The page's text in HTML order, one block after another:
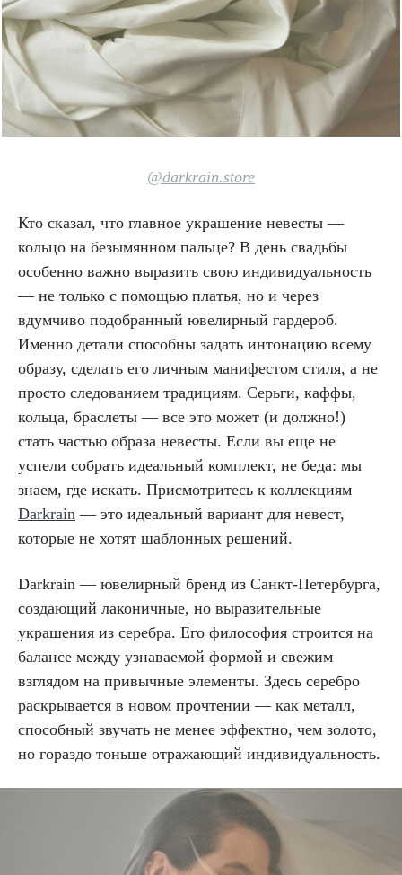
@darkrain.store
Кто сказал, что главное украшение невесты —
кольцо на безымянном пальце? В день свадьбы
особенно важно выразить свою индивидуальность
— не только с помощью платья, но и через
вдумчиво подобранный ювелирный гардероб.
Именно детали способны задать интонацию всему
образу, сделать его личным манифестом стиля, а не
просто следованием традициям. Серьги, каффы,
кольца, браслеты — все это может (и должно!)
стать частью образа невесты. Если вы еще не
успели собрать идеальный комплект, не беда: мы
знаем, где искать. Присмотритесь к коллекциям
Darkrain — это идеальный вариант для невест,
которые не хотят шаблонных решений.
Darkrain — ювелирный бренд из Санкт-Петербурга,
создающий лаконичные, но выразительные
украшения из серебра. Его философия строится на
балансе между узнаваемой формой и свежим
взглядом на привычные элементы. Здесь серебро
раскрывается в новом прочтении — как металл,
способный звучать не менее эффектно, чем золото,
но гораздо тоньше отражающий индивидуальность.